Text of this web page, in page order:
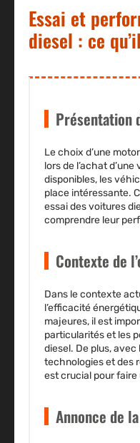
Essai et
diesel : ce
Présentation
Le choix d’une
lors de l’achat
disponibles, les
place intéressante.
essai des voitures
comprendre leur
Contexte de
Dans le contexte
l’efficacité
majeures, il est
particularités et les
diesel. De plus, avec
technologies et des
est crucial pour
Annonce de